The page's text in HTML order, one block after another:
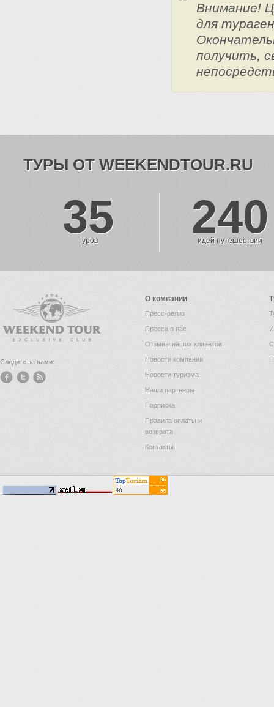
Внимание!
для
получить,
ТУРЫ ОТ WEEKENDTOUR.RU
35
туров 240
идей путешествий
Следите за нами:
О компании
Пресс-релиз
Пресса о нас
Отзывы наших клиентов
Новости компании
Новости туризма
Наши партнеры
Подписка
Правила оплаты и
возврата
Контакты